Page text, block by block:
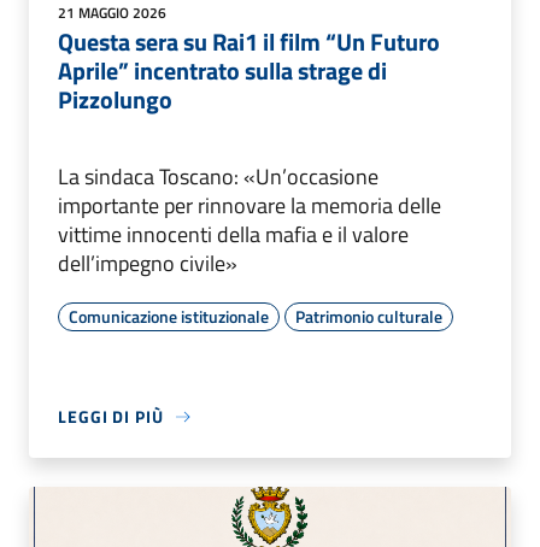
21 MAGGIO 2026
Questa sera su Rai1 il film “Un Futuro
Aprile” incentrato sulla strage di
Pizzolungo
La sindaca Toscano: «Un’occasione
importante per rinnovare la memoria delle
vittime innocenti della mafia e il valore
dell’impegno civile»
Comunicazione istituzionale Patrimonio culturale
LEGGI DI PIÙ